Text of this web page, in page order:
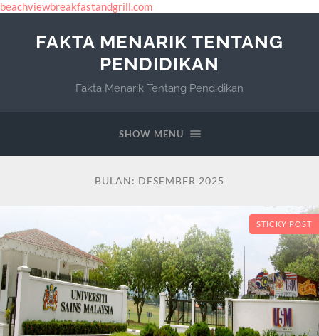
beachviewbreakfastandgrill.com
FAKTA MENARIK TENTANG
PENDIDIKAN
Fakta Menarik Tentang Pendidikan
SHOW MENU
BULAN: DESEMBER 2025
STICKY POST